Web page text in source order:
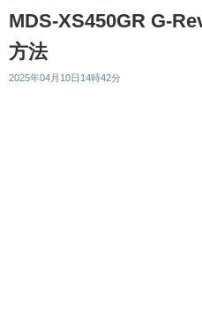
MDS-XS450GR G-
方法
2025年04月10日14時42分